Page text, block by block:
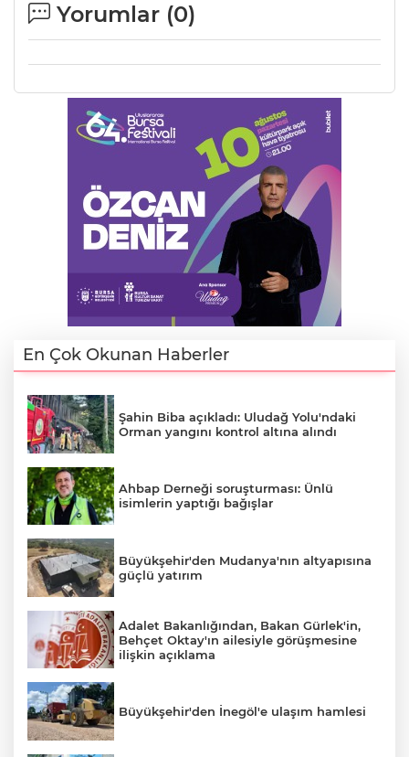
Yorumlar (0)
En Çok Okunan Haberler
Şahin Biba açıkladı: Uludağ Yolu'ndaki
Orman yangını kontrol altına alındı
Ahbap Derneği soruşturması: Ünlü
isimlerin yaptığı bağışlar
Büyükşehir'den Mudanya'nın altyapısına
güçlü yatırım
Adalet Bakanlığından, Bakan Gürlek'in,
Behçet Oktay'ın ailesiyle görüşmesine
ilişkin açıklama
Büyükşehir'den İnegöl'e ulaşım hamlesi